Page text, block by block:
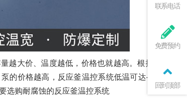
越大价、温度越低，价格也就越高。根据小型反
的价格越高，反应釜温控系统低温可达-120℃。
选购耐腐蚀的反应釜温控系统
联系电话
免费预约
回到顶部